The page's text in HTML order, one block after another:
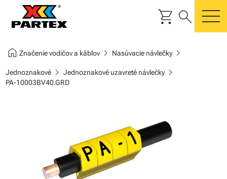
shopping_cart search
home Značenie vodičov a káblovchevron_right Nasúvacie návlečkychevron_right
Jednoznakovéchevron_right Jednoznakové uzavreté návlečkychevron_right
PA-10003BV40.GRD